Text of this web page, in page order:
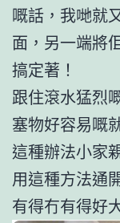
嘅話，我哋就
面，另一端將
搞定著！
跟住滾水猛烈
塞物好容易嘅
這種辦法小家
用這種方法通
有得冇有得好